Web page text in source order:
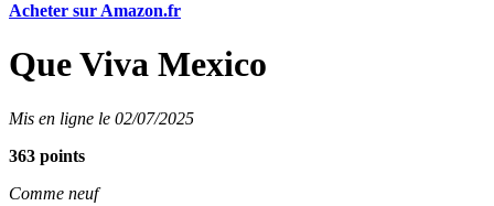
Acheter sur Amazon.fr
Que Viva Mexico
Mis en ligne le 02/07/2025
363 points
Comme neuf